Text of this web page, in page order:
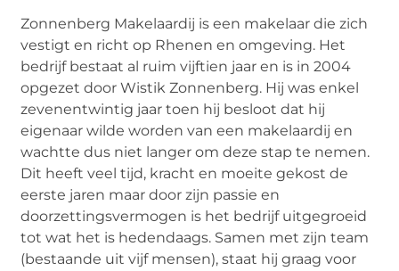
Zonnenberg Makelaardij is een makelaar die zich
vestigt en richt op Rhenen en omgeving. Het
bedrijf bestaat al ruim vijftien jaar en is in 2004
opgezet door Wistik Zonnenberg. Hij was enkel
zevenentwintig jaar toen hij besloot dat hij
eigenaar wilde worden van een makelaardij en
wachtte dus niet langer om deze stap te nemen.
Dit heeft veel tijd, kracht en moeite gekost de
eerste jaren maar door zijn passie en
doorzettingsvermogen is het bedrijf uitgegroeid
tot wat het is hedendaags. Samen met zijn team
(bestaande uit vijf mensen), staat hij graag voor